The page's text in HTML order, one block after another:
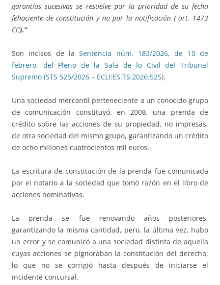
garantías sucesivas se resuelve por la prioridad de su fecha
fehaciente de constitución y no por la notificación ( art. 1473
CC).”
Son incisos de laSentencia núm. 183/2026, de 10 de
febrero, del Pleno de la Sala de lo Civil del Tribunal
Supremo (STS 525/2026 – ECLI:ES:TS:2026:525).
Una sociedad mercantil perteneciente a un conocido grupo
de comunicación constituyó, en 2008, una prenda de
crédito sobre las acciones de su propiedad, no impresas,
de otra sociedad del mismo grupo, garantizando un crédito
de ocho millones cuatrocientos mil euros.
La escritura de constitución de la prenda fue comunicada
por el notario a la sociedad que tomó razón en el libro de
acciones nominativas.
La prenda se fue renovando años posteriores,
garantizando la misma cantidad, pero, la última vez, hubo
un error y se comunicó a una sociedad distinta de aquella
cuyas acciones se pignoraban la constitución del derecho,
lo que no se corrigió hasta después de iniciarse el
incidente concursal.